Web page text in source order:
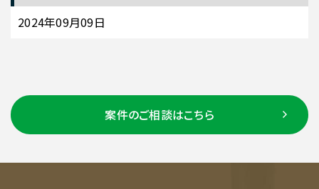
2024年09月09日
案件のご相談はこちら